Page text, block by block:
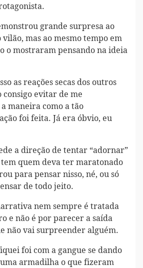
grande surpresa ao
mas ao mesmo tempo em
o mostraram pensando na ideia
as reações secas dos outros
consigo evitar de me
maneira como a tão
foi feita. Já era óbvio, eu
a direção de tentar “adornar”
quem deva ter maratonado
para pensar nisso, né, ou só
de todo jeito.
nem sempre é tratada
e não é por parecer a saída
não vai surpreender alguém.
foi com a gangue se dando
armadilha o que fizeram